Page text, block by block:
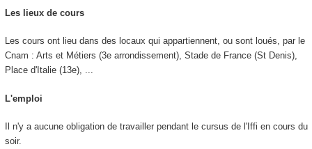
Les lieux de cours
Les cours ont lieu dans des locaux qui appartiennent, ou sont loués, par le
Cnam : Arts et Métiers (3e arrondissement), Stade de France (St Denis),
Place d'Italie (13e), ...
L'emploi
Il n'y a aucune obligation de travailler pendant le cursus de l'Iffi en cours du
soir.